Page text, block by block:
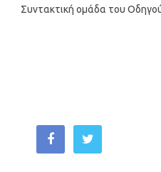
Συντακτική ομάδα του